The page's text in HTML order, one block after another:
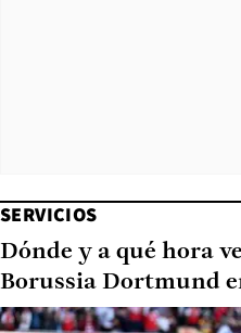
SERVICIOS
Dónde y a qué hora
Borussia Dortmund